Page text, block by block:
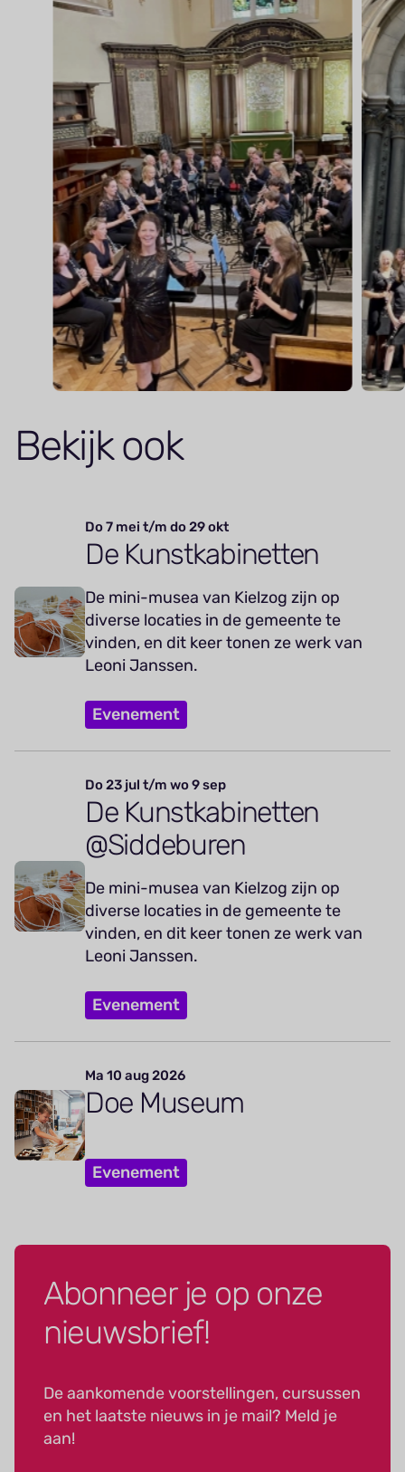
Bekijk ook
Do 7 mei t/m do 29 okt
De Kunstkabinetten
De mini-musea van Kielzog zijn op
diverse locaties in de gemeente te
vinden, en dit keer tonen ze werk van
Leoni Janssen.
Evenement
Do 23 jul t/m wo 9 sep
De Kunstkabinetten
@Siddeburen
De mini-musea van Kielzog zijn op
diverse locaties in de gemeente te
vinden, en dit keer tonen ze werk van
Leoni Janssen.
Evenement
Ma 10 aug 2026
Doe Museum
Evenement
Abonneer je op onze
nieuwsbrief!
De aankomende voorstellingen, cursussen
en het laatste nieuws in je mail? Meld je
aan!